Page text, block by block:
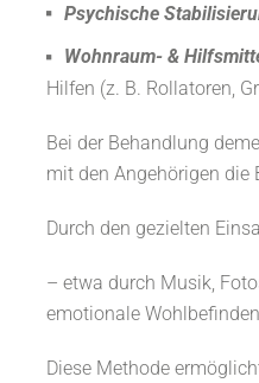
Psychische
Wohnraum- &
Hilfen (z. B. Rollatoren,
Bei der Behandlung
mit den Angehörigen die
Durch den gezielten
– etwa durch Musik,
emotionale
Diese Methode